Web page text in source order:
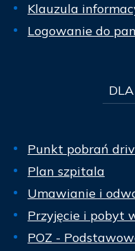
Klauzula
Logowanie do
DLA
Punkt pobrań
Plan szpitala
Umawianie i
Przyjęcie i pobyt
POZ -